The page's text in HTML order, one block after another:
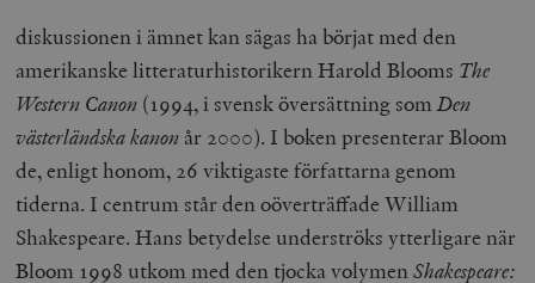
diskussionen i ämnet kan sägas ha börjat med den
amerikanske litteraturhistorikern Harold Blooms The
Western Canon (1994, i svensk översättning somDen
västerländska kanon år 2000). I boken presenterar Bloom
de, enligt honom, 26 viktigaste författarna genom
tiderna. I centrum står den oöverträffade William
Shakespeare. Hans betydelse underströks ytterligare när
Bloom 1998 utkom med den tjocka volymenShakespeare: